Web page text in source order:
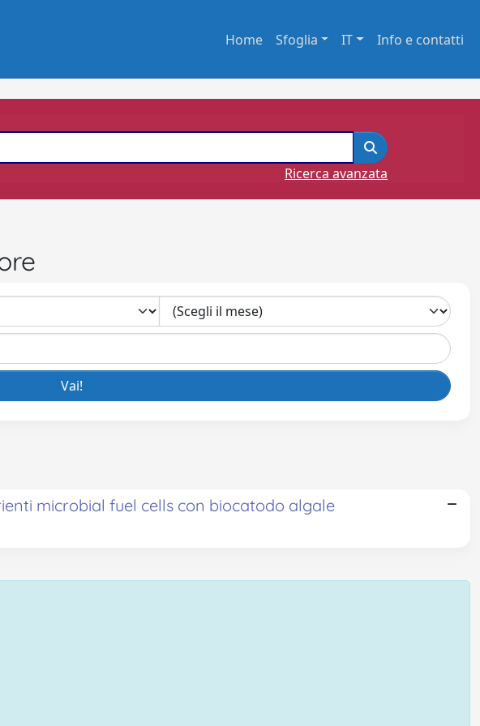
Home Sfoglia IT Info e contatti
Ricerca avanzata
microbial fuel cells con biocatodo algale